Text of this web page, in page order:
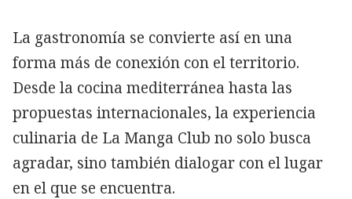
La gastronomía se convierte así en una
forma más de conexión con el territorio.
Desde la cocina mediterránea hasta las
propuestas internacionales, la experiencia
culinaria de La Manga Club no solo busca
agradar, sino también dialogar con el lugar
en el que se encuentra.